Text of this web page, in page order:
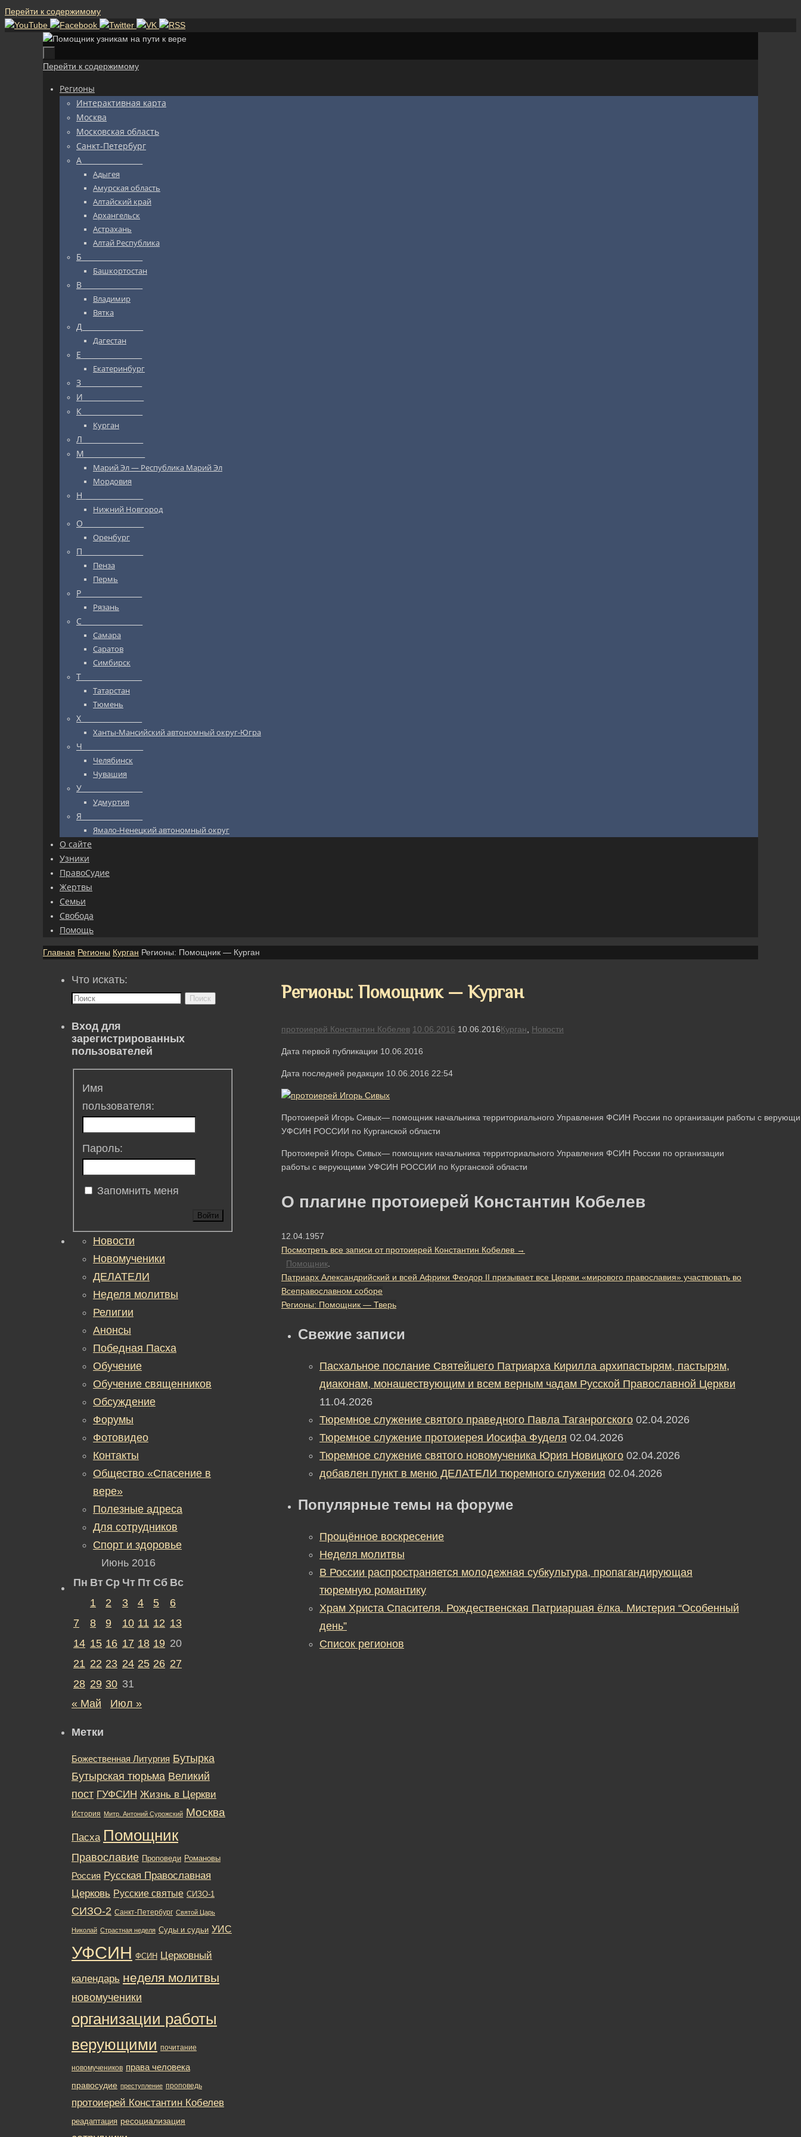
Перейти к содержимому
Перейти к содержимому
Регионы
Интерактивная карта
Москва
Московская область
Санкт-Петербург
А_________________
Адыгея
Амурская область
Алтайский край
Архангельск
Астрахань
Алтай Республика
Б_________________
Башкортостан
В_________________
Владимир
Вятка
Д_________________
Дагестан
Е_________________
Екатеринбург
З_________________
И_________________
К_________________
Курган
Л_________________
М_________________
Марий Эл — Республика Марий Эл
Мордовия
Н_________________
Нижний Новгород
О_________________
Оренбург
П_________________
Пенза
Пермь
Р_________________
Рязань
С_________________
Самара
Саратов
Симбирск
Т_________________
Татарстан
Тюмень
Х_________________
Ханты-Мансийский автономный округ-Югра
Ч_________________
Челябинск
Чувашия
У_________________
Удмуртия
Я_________________
Ямало-Ненецкий автономный округ
О сайте
Узники
ПравоСудие
Жертвы
Семьи
Свобода
Помощь
Главная Регионы Курган Регионы: Помощник — Курган
Регионы: Помощник — Курган
протоиерей Константин Кобелев 10.06.2016 10.06.2016Курган Новости
Дата первой публикации 10.06.2016
Дата последней редакции 10.06.2016 22:54
Протоиерей Игорь Сивых— помощник начальника территориального Управления ФСИН России по организации работы с
УФСИН РОССИИ по Курганской области
Протоиерей Игорь Сивых— помощник начальника территориального Управления ФСИН России по организации
работы с верующими УФСИН РОССИИ по Курганской области
О плагине протоиерей Константин Кобелев
12.04.1957
Посмотреть все записи от протоиерей Константин Кобелев →
Помощник.
Патриарх Александрийский и всей Африки Феодор II призывает все Церкви «мирового православия» участвовать во
Всеправославном соборе
Регионы: Помощник — Тверь
Свежие записи
Пасхальное послание Святейшего Патриарха Кирилла архипастырям, пастырям,
диаконам, монашествующим и всем верным чадам Русской Православной Церкви
11.04.2026
Тюремное служение святого праведного Павла Таганрогского 02.04.2026
Тюремное служение протоиерея Иосифа Фуделя 02.04.2026
Тюремное служение святого новомученика Юрия Новицкого 02.04.2026
добавлен пункт в меню ДЕЛАТЕЛИ тюремного служения 02.04.2026
Популярные темы на форуме
Прощённое воскресение
Неделя молитвы
В России распространяется молодежная субкультура, пропагандирующая
тюремную романтику
Храм Христа Спасителя. Рождественская Патриаршая ёлка. Мистерия “Особенный
день”
Список регионов
Что искать:
Поиск
Вход для
зарегистрированных
пользователей
Имя
пользователя:
Пароль:
Запомнить меня
Войти
Новости
Новомученики
ДЕЛАТЕЛИ
Неделя молитвы
Религии
Анонсы
Победная Пасха
Обучение
Обучение священников
Обсуждение
Форумы
Фотовидео
Контакты
Общество «Спасение в
вере»
Полезные адреса
Для сотрудников
Спорт и здоровье
Июнь 2016
Пн Вт Ср Чт Пт Сб Вс
1
2 3 4 5
6
7
8 9 10 11 12 13
14 15 16 17 18 19 20
21 22 23 24 25 26 27
28 29 30 31
« Май
Июл »
Метки
Божественная Литургия Бутырка
Бутырская тюрьма Великий
пост ГУФСИН Жизнь в Церкви
История Митр. Антоний Сурожский Москва
Пасха Помощник
Православие Проповеди Романовы
Россия Русская Православная
Церковь Русские святые СИЗО-1
СИЗО-2 Санкт-Петербург Святой Царь
Николай Страстная неделя Суды и судьи УИС
УФСИН ФСИН Церковный
календарь неделя молитвы
новомученики
организации работы
верующими почитание
новомучеников права человека
правосудие преступление проповедь
протоиерей Константин Кобелев
реадаптация ресоциализация